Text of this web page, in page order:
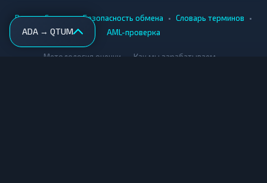
ADA → QTUM
Вики • Города • Безопасность обмена • Словарь терминов •
AML-проверка
Методология оценки Как мы зарабатываем